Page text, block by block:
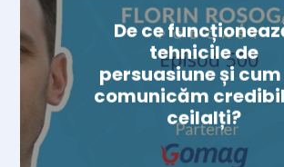
De ce
tehnicile de
persuasiune și cum
comunicăm
ceilalți?